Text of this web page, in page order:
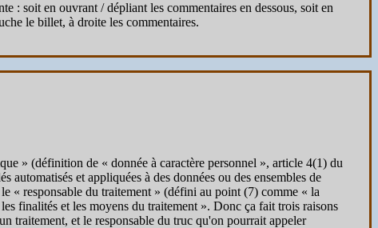
: soit en ouvrant / dépliant les commentaires en dessous, soit en
le billet, à droite les commentaires.
» (définition de « donnée à caractère personnel », article 4(1) du
et appliquées à des données ou des ensembles de
« responsable du traitement » (défini au point (7) comme « la
finalités et les moyens du traitement ». Donc ça fait trois raisons
traitement, et le responsable du truc qu'on pourrait appeler